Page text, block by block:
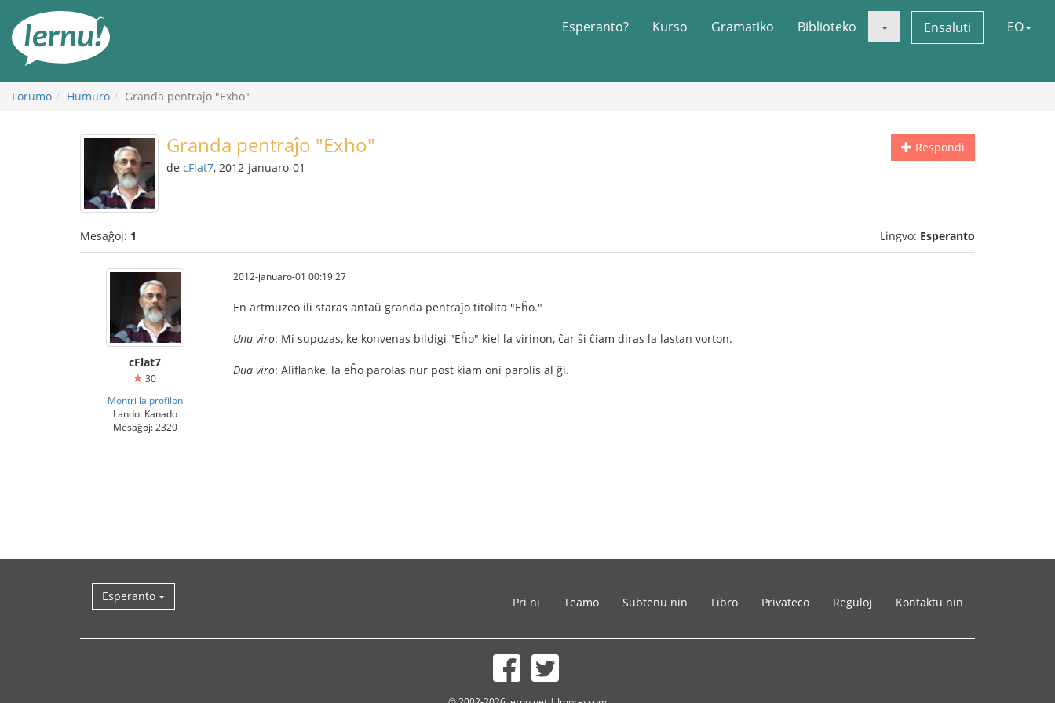
enhavo
Esperanto? Kurso Gramatiko Biblioteko Ensaluti EO
Forumo Humuro Granda pentraĵo "Exho"
Respondi
Granda pentraĵo "Exho"
de cFlat7, 2012-januaro-01
Mesaĝoj: 1 Lingvo: Esperanto
cFlat7
30
Montri la profilon
Lando: Kanado
Mesaĝoj: 2320
2012-januaro-01 00:19:27
En artmuzeo ili staras antaŭ granda pentraĵo titolita "Eĥo."
Unu viro: Mi supozas, ke konvenas bildigi "Eĥo" kiel la virinon, ĉar ŝi ĉiam diras la lastan vorton.
Dua viro: Aliflanke, la eĥo parolas nur post kiam oni parolis al ĝi.
Esperanto Pri ni Teamo Subtenu nin Libro Privateco Reguloj Kontaktu nin